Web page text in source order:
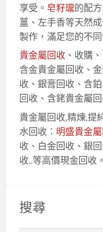
享受。 皂籽瓏的配
薑、左手香等天然
製作，滿足您的不同
貴金屬回收、收購
含金貴金屬回收、
收、銀膏回收、含
回收、含銠貴金屬
貴金屬回收,精煉,提
水回收： 明盛貴金
收、白金回收、銀
收..等高價現金回收。
搜尋